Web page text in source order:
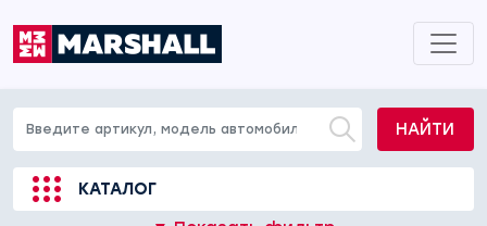
НАЙТИ
КАТАЛОГ